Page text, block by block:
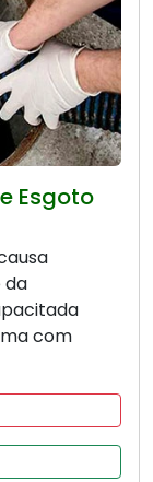
Esgoto
da
com